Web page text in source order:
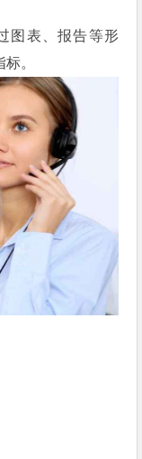
图表、报告等形
。